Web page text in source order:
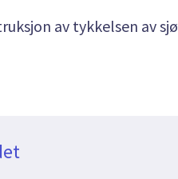
av tykkelsen av